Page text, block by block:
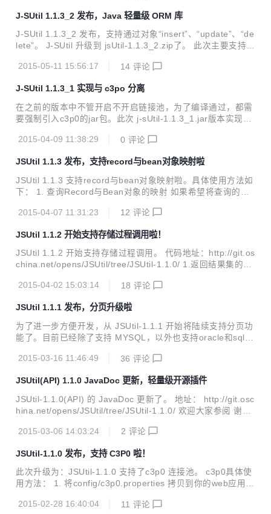
注”就能实现对象间的关联互查。 项目：J-SUtil
J-SUtil 1.1.3_2 发布，Java 轻量级 ORM 库
J-SUtil 1.1.3_2 发布，支持通过对象“insert”、“update”、“de
lete”。 J-SUtil 升级到 jsUtil-1.1.3_2.zip了。 此次主要支持如
修改数据 3. 直接通过持久化对象删除数据 实现上述功能，只
中如下调用即可 【添加】 【修改】 【删除】 如果要删除集
合，可以调用deleteObjects方法。 项目地址：http://git.osch
ina.net/opens/JSUtil J-SUtil (java ...
2015-05-11 15:56:17 14 评论
J-SUtil 1.1.3_1 实现与 c3po 分离
在之前的版本中不管开启不开启链接池，为了编译通过，都需
要强制引入c3p0的jar包。此次 j-sUtil-1.1.3_1.jar版本实现与
件： ① config/c3p0.properties ② c3p0-plugin-1.0.0.jar、c
时候集成，从使用上更合理化。 如果需要，链接池具体的引入
步骤如下： ① 将config/c3p0.properties 拷贝到你的web应用
的classPath中，一般为：XX\WEB-INF\cl...
2015-04-09 11:38:29 0 评论
JSUtil 1.1.3 发布，支持record与bean对象映射啦
JSUtil 1.1.3 支持record与bean对象映射啦。具体使用方法如
下： 1. 查询Record与Bean对象的映射 如果希望将查询的记
与数据库表(table)、查询（view）对应的JavaBean类，并给
可。 2. 根据表或查询（view）的主键取得唯一record 事前需
要先通过Map的形式存入各个主键字段以及对应的值。. ① 返
回Bean对象数据 ② 返回Map数据
2015-04-07 11:31:23 12 评论
JSUtil 1.1.2 开始支持存储过程调用啦！
JSUtil 1.1.2 开始支持存储过程调用。 代码地址：http://git.os
china.net/opens/JSUtil/tree/JSUtil-1.1.0/ 1.返回结果集的调
Utility) 一个轻量级的开源插件。17K的大小让你的web应用瞬
ql server、oracle 三大数据库。 <a href="http://static.oschi
na.net/uploads/space/2015/0215/155447_cOwe_2...
2015-04-02 15:03:14 18 评论
JSUtil 1.1.1 发布，分页升级啦
为了进一步方便开发，从 JSUtil-1.1.1 开始将陆续支持分页功
能了。目前已经除了支持 MYSQL，以外也支持oracle和sqlse
e/snippet_2313055_46207 项目地址：http://git.oschina.ne
一个轻量级的开源插件。17K的大小让你的web应用瞬间轻松
拥有log和数据库访问映射功能(DAO)。支持 mysql、Sql serv
er、ora...
2015-03-16 11:46:49 36 评论
JSUtil(API) 1.1.0 JavaDoc 更新，轻量级开源插件
JSUtil-1.1.0(API) 的 JavaDoc 更新了。 地址： http://git.osc
hina.net/opens/JSUtil/tree/JSUtil-1.1.0/ 欢迎大家参阅 谢
K的大小让你的web应用瞬间轻松拥有log和数据库访问映射功
a href="http://static.oschina.net/uploads/space/2015/021
5/155447_cOwe_2313055.jpg" ...
2015-03-06 14:03:24 2 评论
JSUtil-1.1.0 发布，支持 C3P0 啦！
此次升级为：JSUtil-1.1.0 支持了c3p0 连接池。 c3p0具体使
用方法： 1. 将config/c3p0.properties 拷贝到你的web应用的
据项目实际情况修改c3p0.properties文件。 3. 打开 XX\WEB
2015-02-28 16:40:04 11 评论